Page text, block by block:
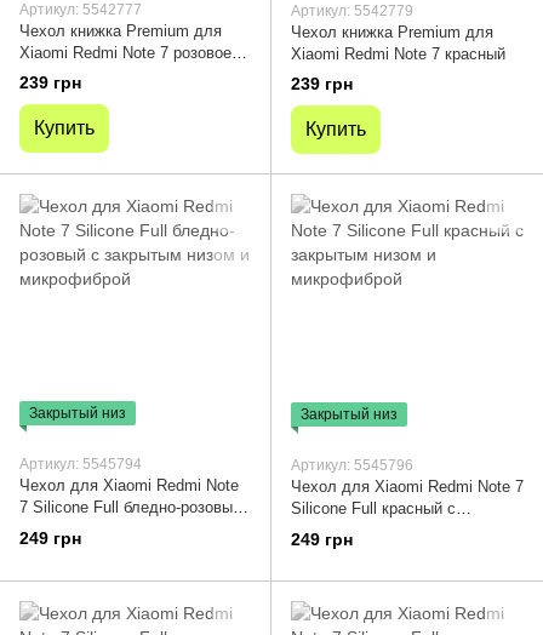
Артикул: 5542777
Чехол книжка Premium для
Xiaomi Redmi Note 7 розовое
золото
239 грн
Купить
Артикул: 5542779
Чехол книжка Premium для
Xiaomi Redmi Note 7 красный
239 грн
Купить
Закрытый низ
Артикул: 5545794
Чехол для Xiaomi Redmi Note
7 Silicone Full бледно-розовый
с закрытым низом и
микрофиброй
249 грн
Закрытый низ
Артикул: 5545796
Чехол для Xiaomi Redmi Note 7
Silicone Full красный с
закрытым низом и
микрофиброй
249 грн